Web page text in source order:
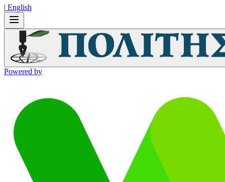
| Εnglish
Powered by